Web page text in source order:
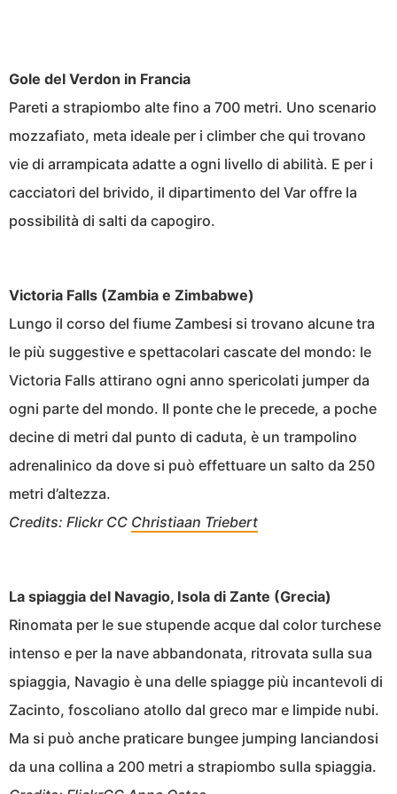
Gole del Verdon in Francia
Pareti a strapiombo alte fino a 700 metri. Uno scenario
mozzafiato, meta ideale per i climber che qui trovano
vie di arrampicata adatte a ogni livello di abilità. E per i
cacciatori del brivido, il dipartimento del Var offre la
possibilità di salti da capogiro.
Victoria Falls (Zambia e Zimbabwe)
Lungo il corso del fiume Zambesi si trovano alcune tra
le più suggestive e spettacolari cascate del mondo: le
Victoria Falls attirano ogni anno spericolati jumper da
ogni parte del mondo. Il ponte che le precede, a poche
decine di metri dal punto di caduta, è un trampolino
adrenalinico da dove si può effettuare un salto da 250
metri d’altezza.
Credits: Flickr CC Christiaan Triebert
La spiaggia del Navagio, Isola di Zante (Grecia)
Rinomata per le sue stupende acque dal color turchese
intenso e per la nave abbandonata, ritrovata sulla sua
spiaggia, Navagio è una delle spiagge più incantevoli di
Zacinto, foscoliano atollo dal greco mar e limpide nubi.
Ma si può anche praticare bungee jumping lanciandosi
da una collina a 200 metri a strapiombo sulla spiaggia.